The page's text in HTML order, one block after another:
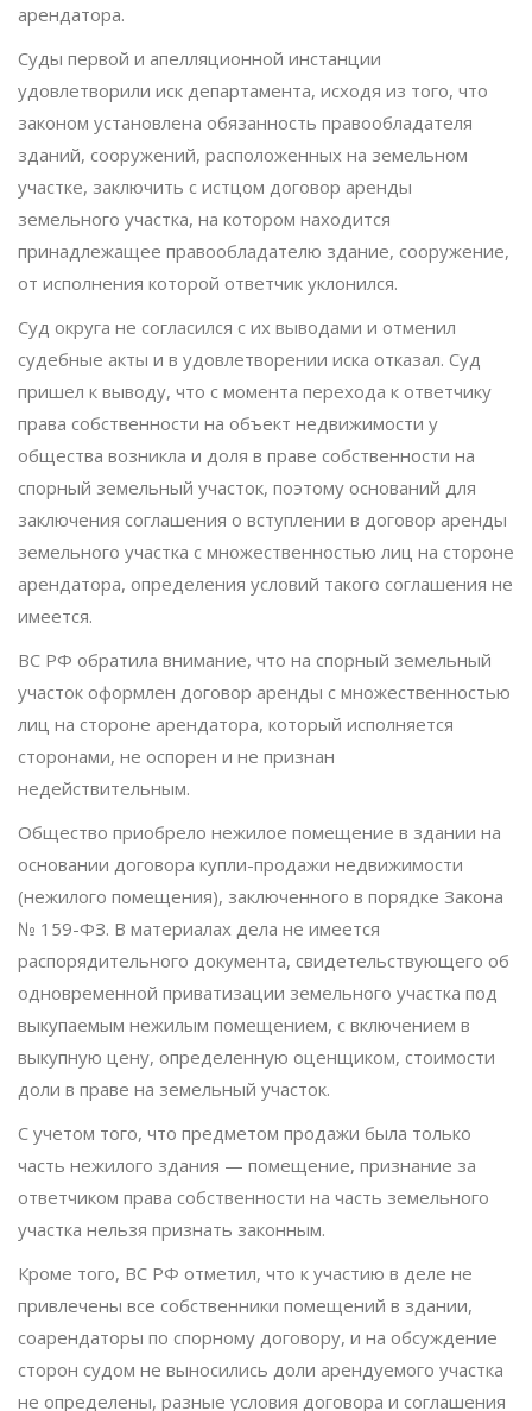
арендатора.
Суды первой и апелляционной инстанции
удовлетворили иск департамента, исходя из того, что
законом установлена обязанность правообладателя
зданий, сооружений, расположенных на земельном
участке, заключить с истцом договор аренды
земельного участка, на котором находится
принадлежащее правообладателю здание, сооружение,
от исполнения которой ответчик уклонился.
Суд округа не согласился с их выводами и отменил
судебные акты и в удовлетворении иска отказал. Суд
пришел к выводу, что с момента перехода к ответчику
права собственности на объект недвижимости у
общества возникла и доля в праве собственности на
спорный земельный участок, поэтому оснований для
заключения соглашения о вступлении в договор аренды
земельного участка с множественностью лиц на стороне
арендатора, определения условий такого соглашения не
имеется.
ВС РФ обратила внимание, что на спорный земельный
участок оформлен договор аренды с множественностью
лиц на стороне арендатора, который исполняется
сторонами, не оспорен и не признан
недействительным.
Общество приобрело нежилое помещение в здании на
основании договора купли-продажи недвижимости
(нежилого помещения), заключенного в порядке Закона
№ 159-ФЗ. В материалах дела не имеется
распорядительного документа, свидетельствующего об
одновременной приватизации земельного участка под
выкупаемым нежилым помещением, с включением в
выкупную цену, определенную оценщиком, стоимости
доли в праве на земельный участок.
С учетом того, что предметом продажи была только
часть нежилого здания — помещение, признание за
ответчиком права собственности на часть земельного
участка нельзя признать законным.
Кроме того, ВС РФ отметил, что к участию в деле не
привлечены все собственники помещений в здании,
соарендаторы по спорному договору, и на обсуждение
сторон судом не выносились доли арендуемого участка
не определены, разные условия договора и соглашения